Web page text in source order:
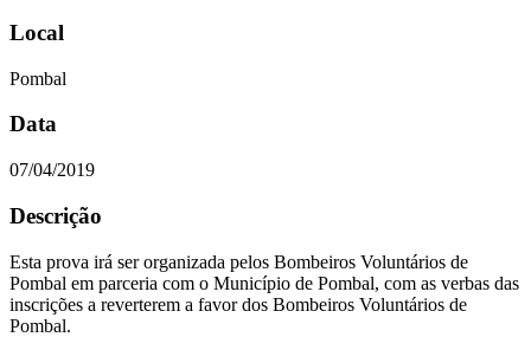
Local
Pombal
Data
07/04/2019
Descrição
Esta prova irá ser organizada pelos Bombeiros Voluntários de
Pombal em parceria com o Município de Pombal, com as verbas das
inscrições a reverterem a favor dos Bombeiros Voluntários de
Pombal.